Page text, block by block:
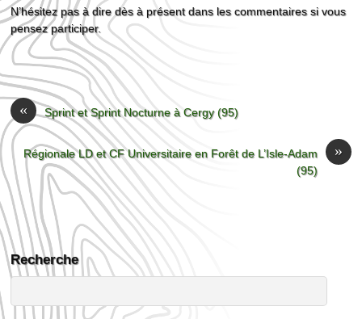
N’hésitez pas à dire dès à présent dans les commentaires si vous
pensez participer.
« Sprint et Sprint Nocturne à Cergy (95)
»
Régionale LD et CF Universitaire en Forêt de L’Isle-Adam
(95)
Recherche